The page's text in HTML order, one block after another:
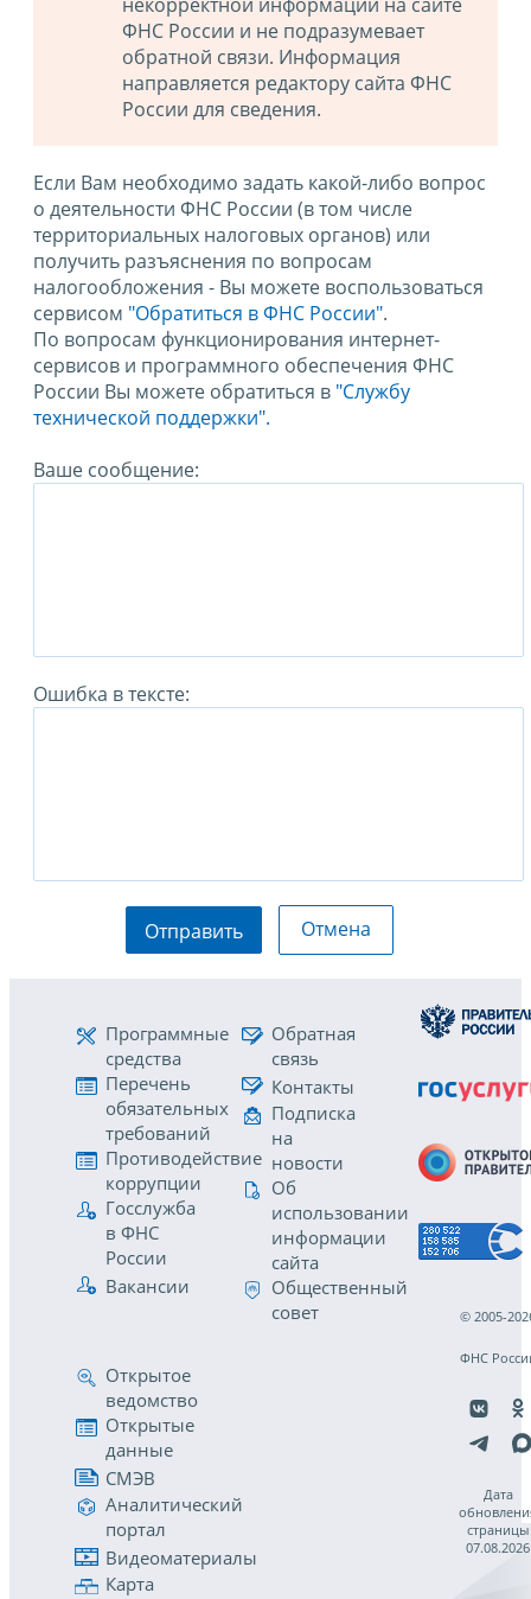
ФНС России и не подразумевает
обратной связи. Информация
направляется редактору сайта ФНС
России для сведения.
Если Вам необходимо задать какой-либо вопрос
о деятельности ФНС России (в том числе
территориальных налоговых органов) или
получить разъяснения по вопросам
налогообложения - Вы можете воспользоваться
сервисом "Обратиться в ФНС России".
По вопросам функционирования интернет-
сервисов и программного обеспечения ФНС
России Вы можете обратиться в "Службу
технической поддержки".
Ваше сообщение:
Ошибка в тексте:
Отправить Отмена
Программные
средства
Перечень
обязательных
требований
Противодействие
коррупции
Госслужба
в ФНС
России
Вакансии
Обратная
связь
Контакты
Подписка
на
новости
Об
использовании
информации
сайта
Общественный
совет
Открытое
ведомство
Открытые
данные
СМЭВ
Аналитический
портал
Видеоматериалы
Карта
© 2005-
ФНС
Дата
страницы
07.08.2026